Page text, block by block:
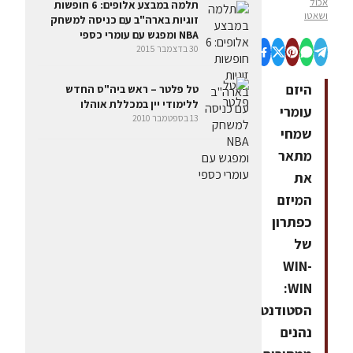
ושאטו
היזם
עומרי
שמחי
מתאר
את
המיזם
כפתרון
של
WIN-
WIN:
הסטודנטים
נהנים
תלמה במבצע אלופים: 6 חופשות
זוגיות בארה"ב עם כניסה למשחק
NBA ומפגש עם עומרי כספי
30 בדצמבר 2015
טל פלטר – ראש ביה"ס החדש
ללימודי יין במכללת אוהלו
13 בספטמבר 2010